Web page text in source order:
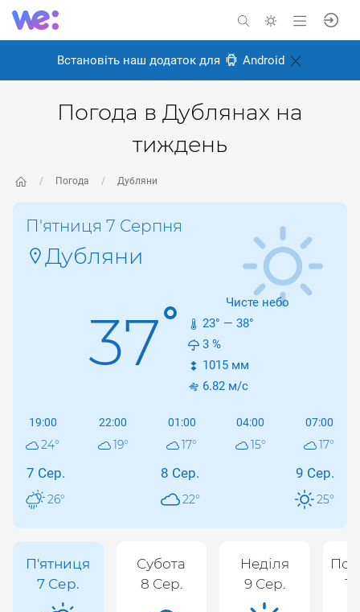
Встановіть наш додаток для Android
Погода в Дублянах на
тиждень
Погода Дубляни
П'ятниця 7 Серпня
Дубляни
37°
Чисте небо
23° — 38°
3 %
1015 мм
6.82 м/с
19:00
24°
22:00
19°
01:00
17°
04:00
15°
07:00
17°
7 Сер.
26°
8 Сер.
22°
9 Сер.
25°
П'ятниця
7 Сер.
Субота
8 Сер.
Неділя
9 Сер.